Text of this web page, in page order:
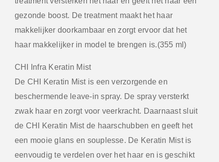
gezonde boost. De treatment maakt het haar
makkelijker doorkambaar en zorgt ervoor dat het
haar makkelijker in model te brengen is.(355 ml)
CHI Infra Keratin Mist
De CHI Keratin Mist is een verzorgende en
beschermende leave-in spray. De spray versterkt
zwak haar en zorgt voor veerkracht. Daarnaast sluit
de CHI Keratin Mist de haarschubben en geeft het
een mooie glans en souplesse. De Keratin Mist is
eenvoudig te verdelen over het haar en is geschikt